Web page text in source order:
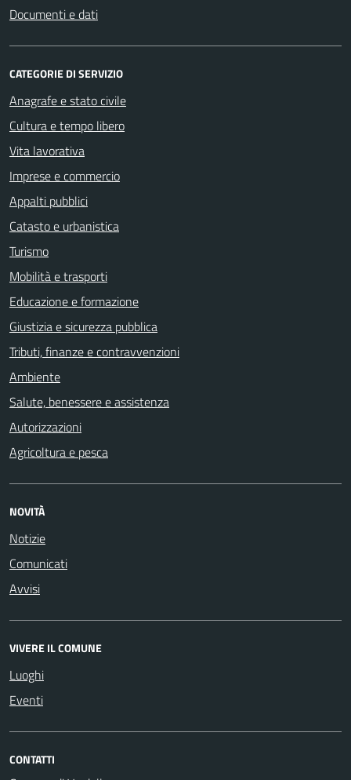
Documenti e dati
CATEGORIE DI SERVIZIO
Anagrafe e stato civile
Cultura e tempo libero
Vita lavorativa
Imprese e commercio
Appalti pubblici
Catasto e urbanistica
Turismo
Mobilità e trasporti
Educazione e formazione
Giustizia e sicurezza pubblica
Tributi, finanze e contravvenzioni
Ambiente
Salute, benessere e assistenza
Autorizzazioni
Agricoltura e pesca
NOVITÀ
Notizie
Comunicati
Avvisi
VIVERE IL COMUNE
Luoghi
Eventi
CONTATTI